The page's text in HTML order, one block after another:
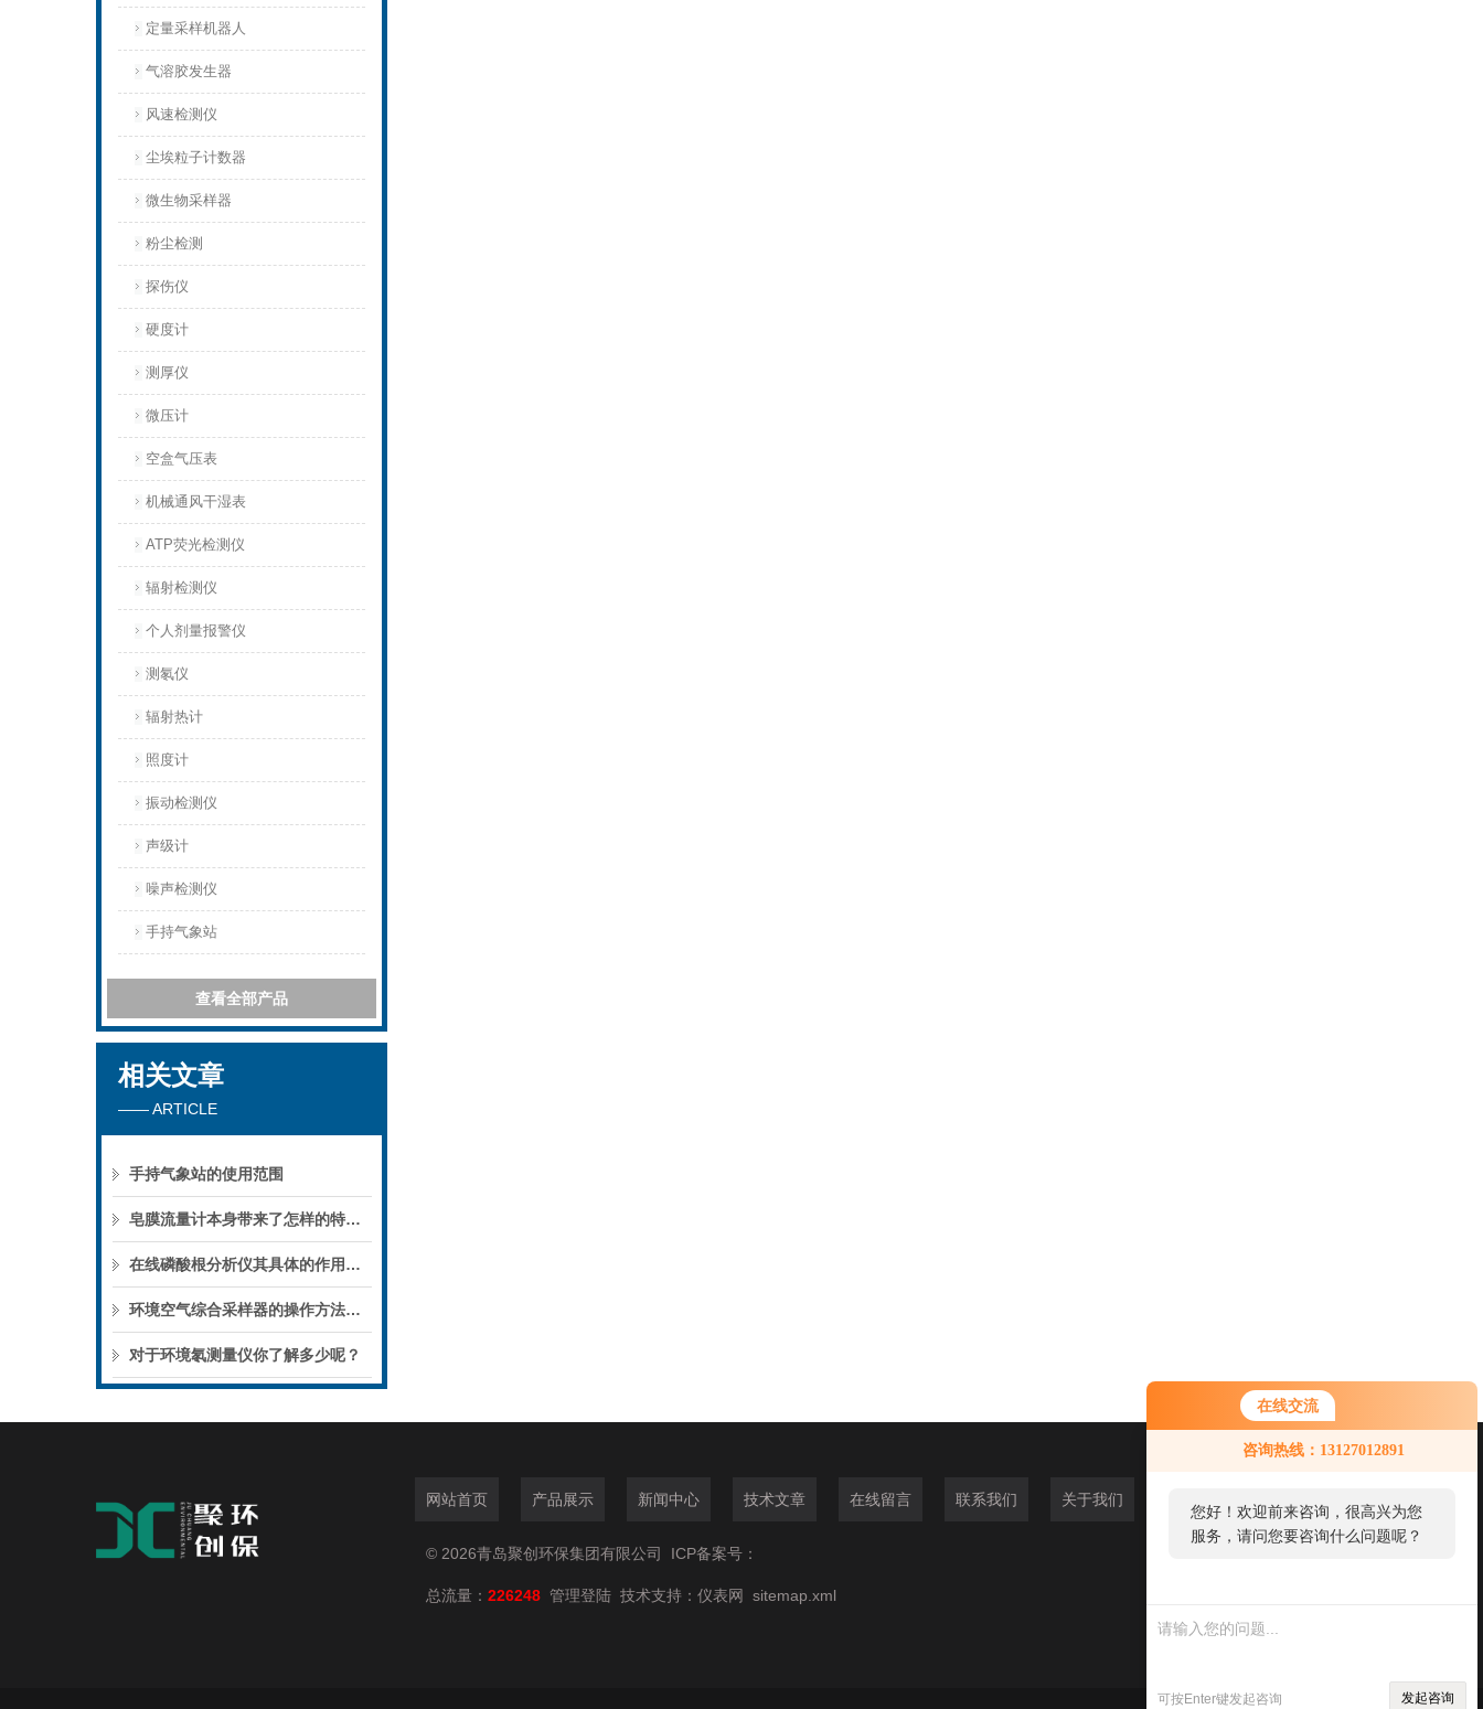
在线交流
咨询热线：13127012891
您好！欢迎前来咨询，很高兴为您
服务，请问您要咨询什么问题呢？
可按Enter键发起咨询 发起咨询
定量采样机器人
气溶胶发生器
风速检测仪
尘埃粒子计数器
微生物采样器
粉尘检测
探伤仪
硬度计
测厚仪
微压计
空盒气压表
机械通风干湿表
ATP荧光检测仪
辐射检测仪
个人剂量报警仪
测氡仪
辐射热计
照度计
振动检测仪
声级计
噪声检测仪
手持气象站
查看全部产品
相关文章
—— ARTICLE
手持气象站的使用范围
皂膜流量计本身带来了怎样的特点呢？
在线磷酸根分析仪其具体的作用如下
环境空气综合采样器的操作方法涉及多个步骤
对于环境氡测量仪你了解多少呢？
网站首页 产品展示 新闻中心 技术文章 在线留言 联系我们 关于我们
© 2026青岛聚创环保集团有限公司 ICP备案号：
总流量： 226248 管理登陆 技术支持： 仪表网 sitemap.xml